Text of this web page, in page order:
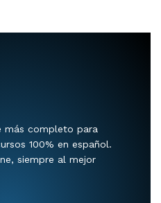
más completo para
100% en español.
siempre al mejor